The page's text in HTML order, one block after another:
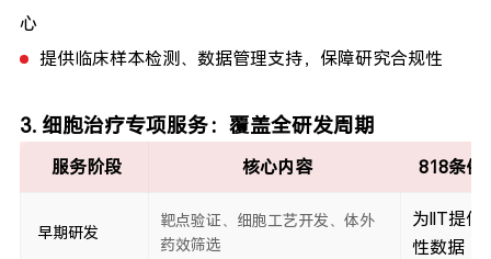
心
提供临床样本检测、数据管理支持，保障研究合规性
3. 细胞治疗专项服务：覆盖全研发周期
服务阶段 核心内容 818条例
早期研发
靶点验证、细胞工艺开发、体外
药效筛选
为IIT提供
性数据